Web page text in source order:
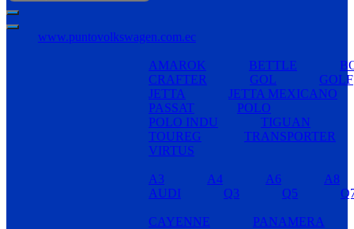
www.puntovolkswagen.com.ec
AMAROK BETTLE
CRAFTER
GOL
GOLF
JETTA
JETTA MEXICANO
PASSAT
POLO
POLO INDU
TIGUAN
TOUREG
TRANSPORTER
VIRTUS
A3 A4 A6
A8
AUDI
Q3 Q5
CAYENNE PANAMERA